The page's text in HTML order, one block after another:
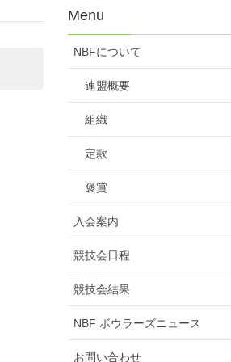
Menu
NBFについて
連盟概要
組織
定款
褒賞
入会案内
競技会日程
競技会結果
NBF ボウラーズニュース
お問い合わせ